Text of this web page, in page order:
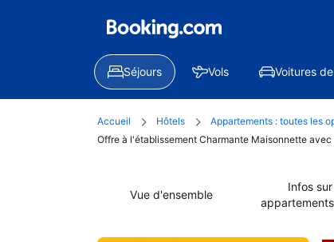
Séjours Vols Voitures
Accueil Hôtels Appartements : toutes les
Offre à l'établissement Charmante Maisonnette
Vue d'ensemble
Infos